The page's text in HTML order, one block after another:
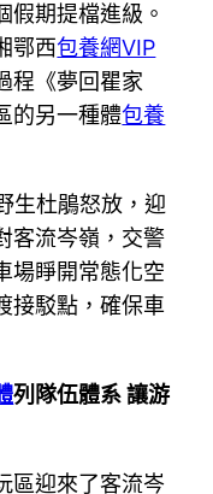
假期提檔進級。
鄂西包養網VIP
程《夢回瞿家
的另一種體包養
生杜鵑怒放，迎
客流岑嶺，交警
場睜開常態化空
接駁點，確保車
列隊伍體系 讓游
區迎來了客流岑